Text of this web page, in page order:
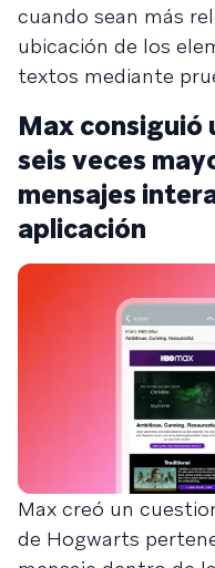
cuando sean más
ubicación de los
textos mediante
Max consiguió
seis veces
mensajes
aplicación
Max creó un
de Hogwarts